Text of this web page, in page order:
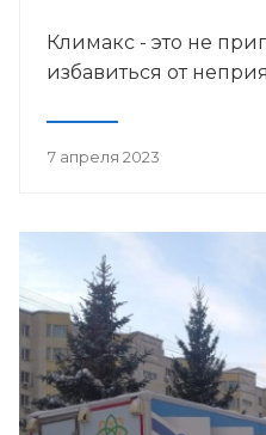
Климакс - это не
избавиться от
7 апреля 2023